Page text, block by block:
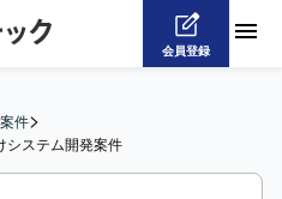
会員登録
件>
システム開発案件